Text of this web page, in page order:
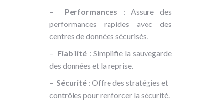
– Performances : Assure des
performances rapides avec des
centres de données sécurisés.
– Fiabilité : Simplifie la sauvegarde
des données et la reprise.
– Sécurité : Offre des stratégies et
contrôles pour renforcer la sécurité.